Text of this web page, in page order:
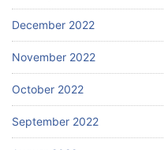
December 2022
November 2022
October 2022
September 2022